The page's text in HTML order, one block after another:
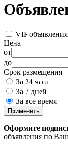
VIP объявления
Цена
от
до
Срок размещения
За 24 часа
За 7 дней
За все время
Применить
Оформите
объявления по